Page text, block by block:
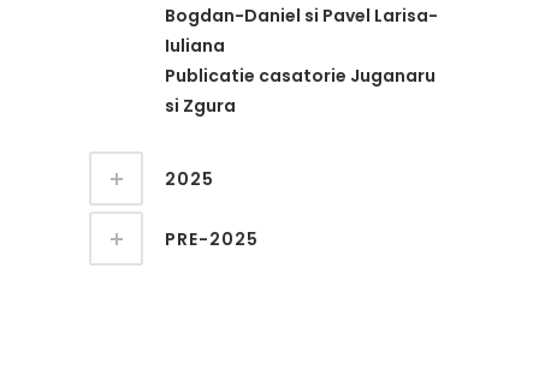
Bogdan-Daniel si Pavel Larisa-
Iuliana
Publicatie casatorie Juganaru
si Zgura
2025
PRE-2025